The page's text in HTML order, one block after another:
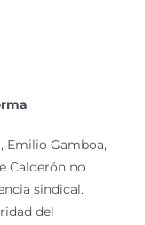
Emilio Gamboa,
Calderón no
sindical.
del